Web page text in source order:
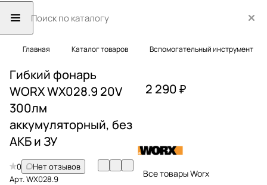
Главная Каталог товаров Вспомогательный инструмент
Гибкий фонарь
WORX WX028.9 20V
300лм
аккумуляторный, без
АКБ и ЗУ
0
Нет отзывов
Арт.WX028.9
2 290 ₽
Все товары Worx